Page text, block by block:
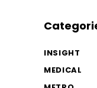
INSIGHT
MEDICAL